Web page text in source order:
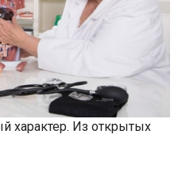
характер. Из открытых